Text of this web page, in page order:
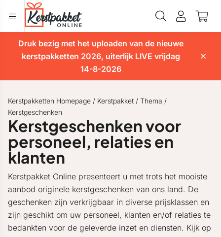
Druk bezig met het uploaden van de nieuwe
kerstpakketten 2026, uiterlijk LIVE vrijdag
14-8-2026
Kerstpakketten Homepage / Kerstpakket / Thema /
Kerstgeschenken
Kerstgeschenken voor
personeel, relaties en
klanten
Kerstpakket Online presenteert u met trots het mooiste
aanbod originele kerstgeschenken van ons land. De
geschenken zijn verkrijgbaar in diverse prijsklassen en
zijn geschikt om uw personeel, klanten en/of relaties te
bedankten voor de geleverde inzet en diensten. Kijk op